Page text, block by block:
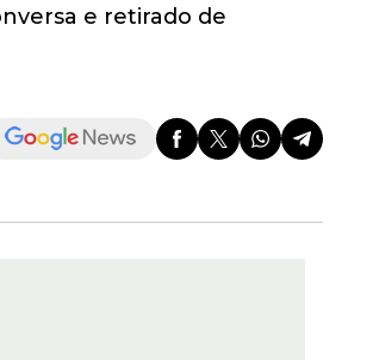
e retirado de